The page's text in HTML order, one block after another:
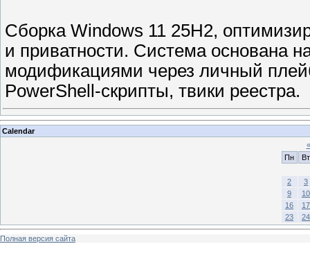
Сборка Windows 11 25H2,
и приватности. Система основана
модификациями через личный
PowerShell-скрипты, твики реестра.
Calendar
«
Пн
Вт
2
3
9
10
16
17
23
24
Полная версия сайта